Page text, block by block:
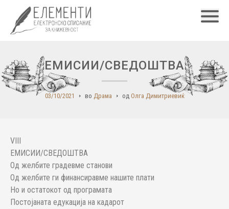
ЕМИСИИ/СВЕДОШТВА
03/10/2021 во Драма од Олга Димитриевиќ
VIII
ЕМИСИИ/СВЕДОШТВА
Од желбите градевме станови
Од желбите ги финансиравме нашите плати
Но и остатокот од програмата
Постојаната едукација на кадарот